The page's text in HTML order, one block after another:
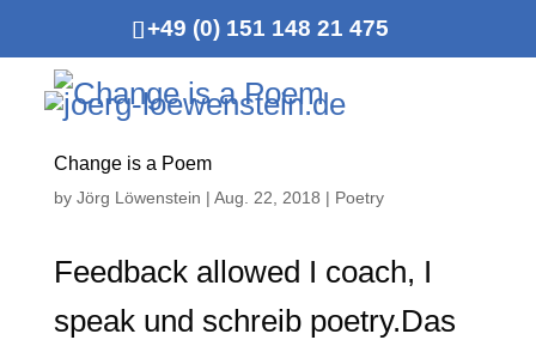
+49 (0) 151 148 21 475
Change is a Poem
by Jörg Löwenstein | Aug. 22, 2018 | Poetry
Feedback allowed I coach, I
speak und schreib poetry.Das